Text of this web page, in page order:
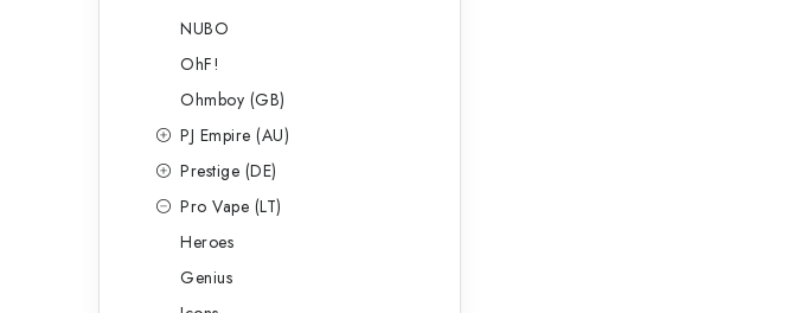
NUBO
OhF!
Ohmboy (GB)
PJ Empire (AU)
Prestige (DE)
Pro Vape (LT)
Heroes
Genius